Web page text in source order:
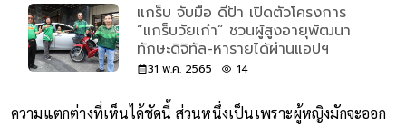
แกร็บ จับมือ ดีป้า เปิดตัวโครงการ
“แกร็บวัยเก๋า” ชวนผู้สูงอายุพัฒนา
ทักษะดิจิทัล-หารายได้ผ่านแอปฯ
31 พ.ค. 2565 14
ความแตกต่างที่เห็นได้ชัดนี้ ส่วนหนึ่งเป็นเพราะผู้หญิงมักจะออก